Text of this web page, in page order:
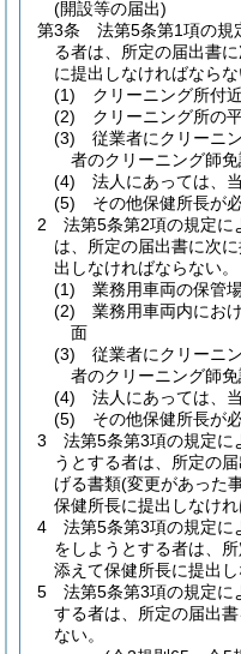
(開設等の届出)
第3条
法第5条第1項の規
る者は、所定の届出書
に提出しなければならな
(1)
クリーニング所付
(2)
クリーニング所の
(3)
従業者にクリーニ
者のクリーニング師
(4)
法人にあっては、
(5)
その他保健所長が
2
法第5条第2項の規定に
は、所定の届出書に次
出しなければならない。
(1)
業務用車両の保管
(2)
業務用車両内にお
面
(3)
従業者にクリーニ
者のクリーニング師
(4)
法人にあっては、
(5)
その他保健所長が
3
法第5条第3項の規定に
うとする者は、所定の
げる書類(変更があった
保健所長に提出しなけれ
4
法第5条第3項の規定に
をしようとする者は、
添えて保健所長に提出し
5
法第5条第3項の規定に
する者は、所定の届出
ない。